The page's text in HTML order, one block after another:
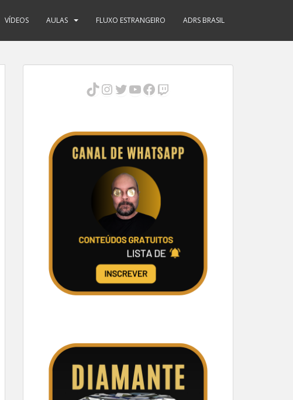
VÍDEOS AULAS FLUXO ESTRANGEIRO ADRS BRASIL
TikTok
Instagram
Twitter
Youtube
Facebook
Twitch